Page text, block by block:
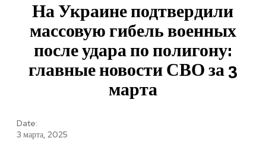
На Украине подтвердили
массовую гибель военных
после удара по полигону:
главные новости СВО за 3
марта
Date:
3 марта, 2025